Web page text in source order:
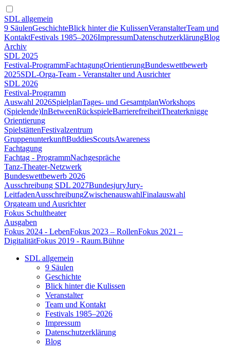
SDL allgemein
9 SäulenGeschichteBlick hinter die KulissenVeranstalterTeam und
KontaktFestivals 1985–2026ImpressumDatenschutzerklärungBlog
Archiv
SDL 2025
Festival-ProgrammFachtagungOrientierungBundeswettbewerb
2025SDL-Orga-Team - Veranstalter und Ausrichter
SDL 2026
Festival-Programm
Auswahl 2026SpielplanTages- und GesamtplanWorkshops
(Spielende)InBetweenRückspieleBarrierefreiheitTheaterknigge
Orientierung
SpielstättenFestivalzentrum
GruppenunterkunftBuddiesScoutsAwareness
Fachtagung
Fachtag - ProgrammNachgespräche
Tanz-Theater-Netzwerk
Bundeswettbewerb 2026
Ausschreibung SDL 2027BundesjuryJury-
LeitfadenAusschreibungZwischenauswahlFinalauswahl
Orgateam und Ausrichter
Fokus Schultheater
Ausgaben
Fokus 2024 - LebenFokus 2023 – RollenFokus 2021 –
DigitalitätFokus 2019 - Raum.Bühne
SDL allgemein
9 Säulen
Geschichte
Blick hinter die Kulissen
Veranstalter
Team und Kontakt
Festivals 1985–2026
Impressum
Datenschutzerklärung
Blog